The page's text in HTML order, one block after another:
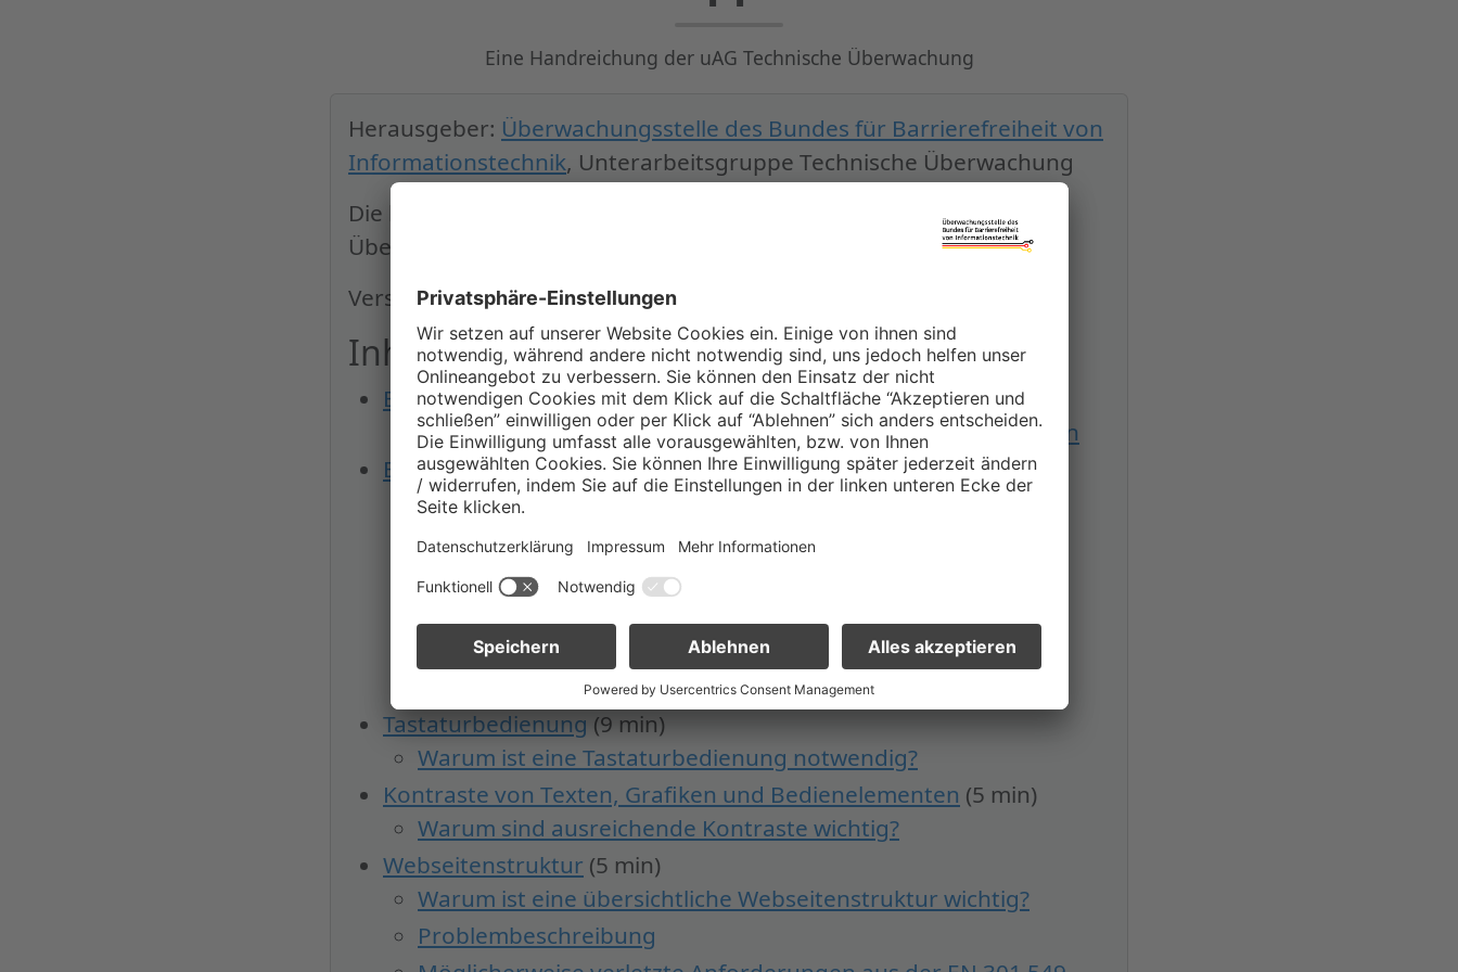
Eine Handreichung der uAG Technische Überwachung
Herausgeber: Überwachungsstelle des Bundes für Barrierefreiheit von
Informationstechnik, Unterarbeitsgruppe Technische Überwachung
Die hier dargestellten Inhalte wurden gemeinsam von den
Überwachungsstellen der Länder und des Bundes erarbeitet.
Version: 1.0
Inhaltsverzeichnis:
Einleitung(2 min)
Bessere Zugänglichkeit für Menschen mit Beeinträchtigungen
Benutzergruppen(5 min)
Menschen mit kognitiven Einschränkungen
Menschen mit Blindheit oder hochgradiger Sehbehinderung
Menschen mit Sehbehinderung oder Sehschwäche
Menschen mit Gehörlosigkeit oder mit Hörbeeinträchtigung
Menschen mit motorischen Einschränkungen
Tastaturbedienung (9 min)
Warum ist eine Tastaturbedienung notwendig?
Kontraste von Texten, Grafiken und Bedienelementen (5 min)
Warum sind ausreichende Kontraste wichtig?
Webseitenstruktur (5 min)
Warum ist eine übersichtliche Webseitenstruktur wichtig?
Problembeschreibung